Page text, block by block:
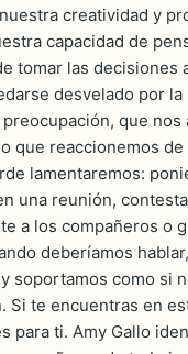
creatividad y
capacidad de
tomar las decisiones
desvelado por la
que nos
que reaccionemos de
lamentaremos:
una reunión,
a los compañeros o
deberíamos
soportamos como si
Si te encuentras en
para ti. Amy Gallo